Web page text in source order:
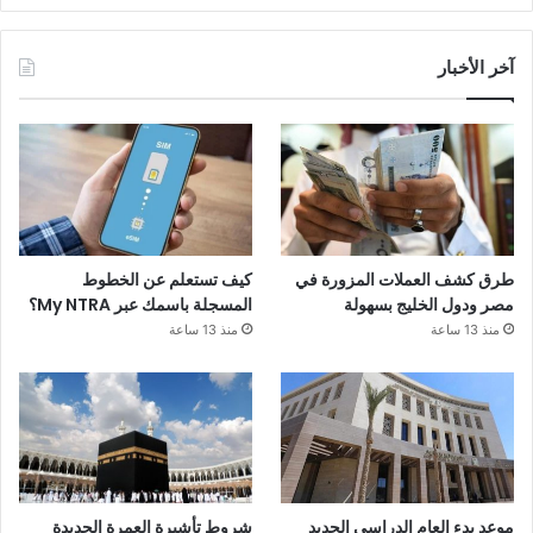
آخر الأخبار
طرق كشف العملات المزورة في
مصر ودول الخليج بسهولة
منذ 13 ساعة
كيف تستعلم عن الخطوط
المسجلة باسمك عبر My NTRA؟
منذ 13 ساعة
موعد بدء العام الدراسي الجديد شروط تأشيرة العمرة الجديدة